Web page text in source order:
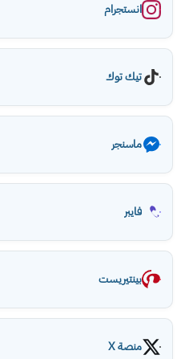
انستجرام
تيك توك
ماسنجر
فايبر
بينتيريست
منصة X